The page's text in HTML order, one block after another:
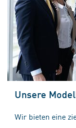
Unsere
Wir bieten eine